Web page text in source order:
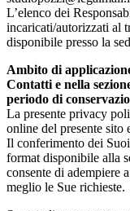
L’elenco dei
incaricati/autorizzati al
disponibile presso la
Ambito di
Contatti e nella
periodo di
La presente privacy
online del presente sito
Il conferimento dei
format disponibile alla
consente di adempiere
meglio le Sue richieste.